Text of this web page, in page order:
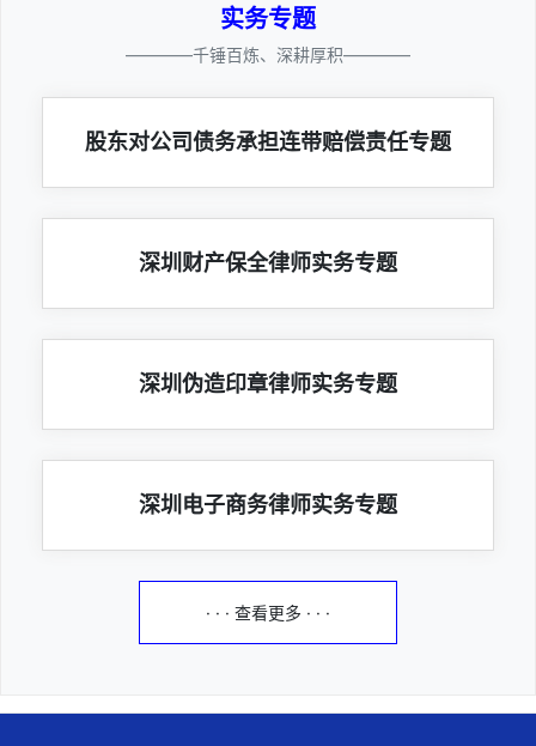
实务专题
————千锤百炼、深耕厚积————
股东对公司债务承担连带赔偿责任专题
深圳财产保全律师实务专题
深圳伪造印章律师实务专题
深圳电子商务律师实务专题
· · · 查看更多 · · ·